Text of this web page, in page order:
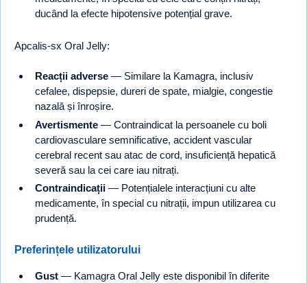
ducând la efecte hipotensive potențial grave.
Apcalis-sx Oral Jelly:
Reacții adverse — Similare la Kamagra, inclusiv
cefalee, dispepsie, dureri de spate, mialgie, congestie
nazală și înroșire.
Avertismente — Contraindicat la persoanele cu boli
cardiovasculare semnificative, accident vascular
cerebral recent sau atac de cord, insuficiență hepatică
severă sau la cei care iau nitrați.
Contraindicații — Potențialele interacțiuni cu alte
medicamente, în special cu nitrații, impun utilizarea cu
prudență.
Preferințele utilizatorului
Gust — Kamagra Oral Jelly este disponibil în diferite